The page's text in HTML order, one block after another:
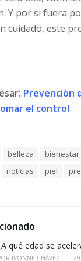
Y por si fuera
cuidado, este
Prevención
el control
belleza bienestar
noticias piel
qué edad se
IVONNE CHÁVEZ